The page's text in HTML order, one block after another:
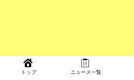
トップ ニュース一覧